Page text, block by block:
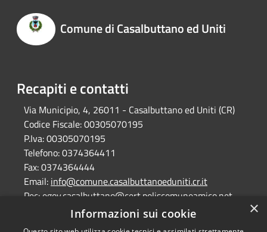
Comune di Casalbuttano ed Uniti
Recapiti e contatti
Via Municipio, 4, 26011 - Casalbuttano ed Uniti (CR)
Codice Fiscale:00305070195
P.Iva:00305070195
Telefono:0374364411
Fax:0374364444
Email: info@comune.casalbuttanoeduniti.cr.it
Pec: egov.casalbuttano@cert.poliscomuneamico.net
×
Informazioni sui cookie